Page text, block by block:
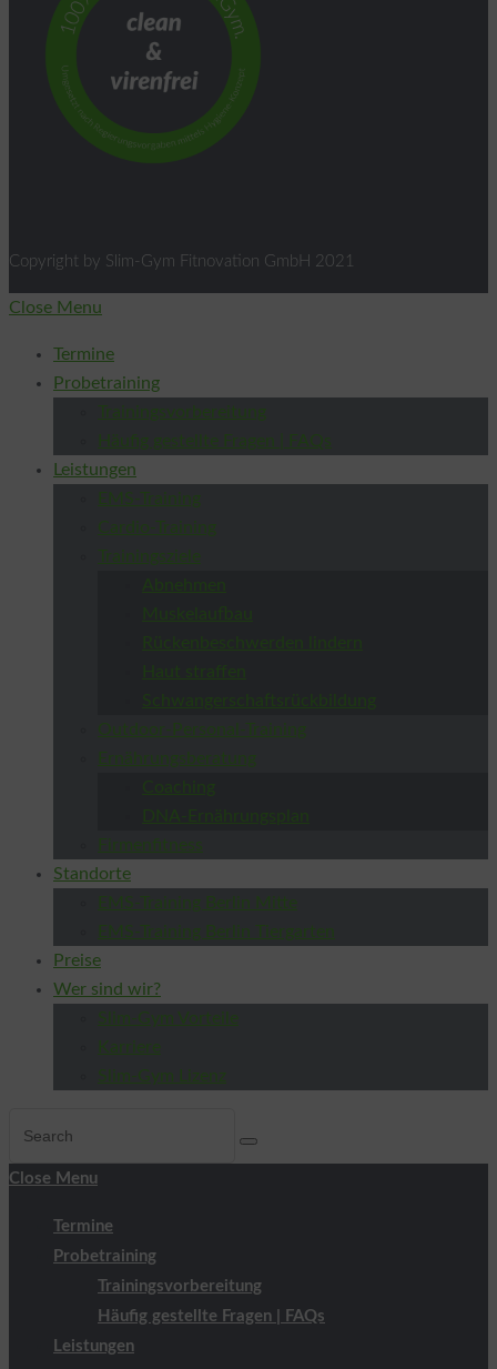
Copyright by Slim-Gym Fitnovation GmbH 2021
Close Menu
Termine
Probetraining
Trainingsvorbereitung
Häufig gestellte Fragen | FAQs
Leistungen
EMS-Training
Cardio-Training
Trainingsziele
Outdoor-Personal-Training
Ernährungsberatung
Firmenfitness
Standorte
EMS-Training Berlin Mitte
EMS-Training Berlin Tiergarten
Preise
Wer sind wir?
Slim-Gym Vorteile
Karriere
Slim-Gym Lizenz
Close Menu
Termine
Probetraining
Trainingsvorbereitung
Häufig gestellte Fragen | FAQs
Leistungen